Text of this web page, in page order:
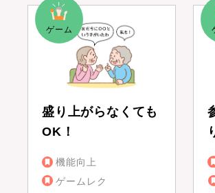
盛り上がらなくても
OK！
機能向上
ゲームレク